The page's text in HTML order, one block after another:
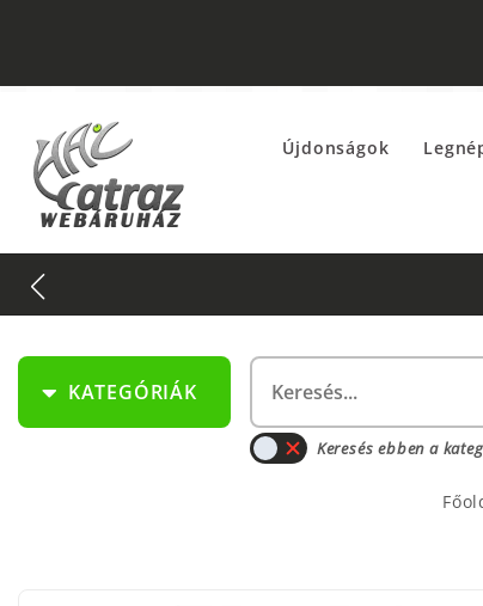
Újdonságok
KATEGÓRIÁK
Keresés ebben a